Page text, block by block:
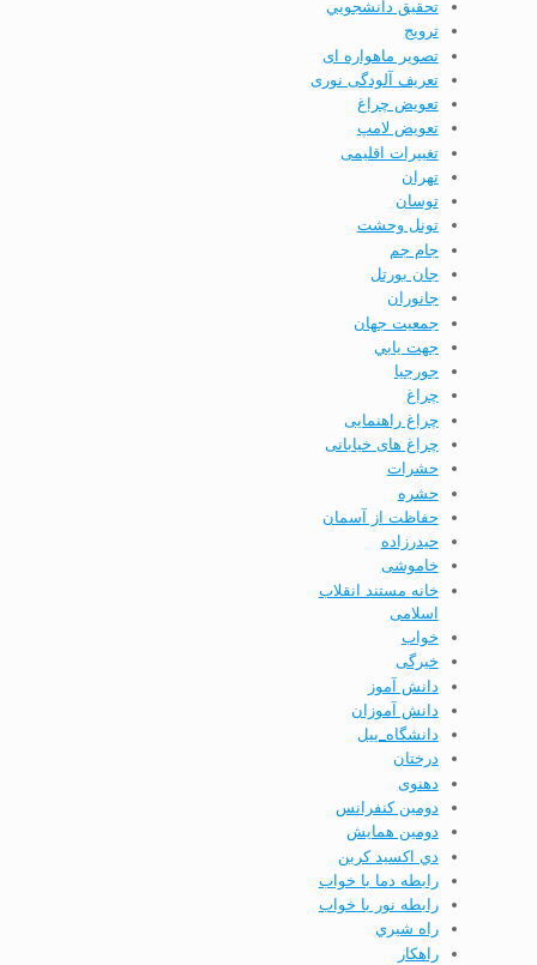
تحقيق دانشجويي
ترویج
تصویر ماهواره ای
تعریف آلودگی نوری
تعویض چراغ
تعویض لامپ
تغییرات اقلیمی
تهران
توسان
تونل وحشت
جام جم
جان بورتل
جانوران
جمعيت جهان
جهت يابي
جورجيا
چراغ
چراغ راهنمایی
چراغ های خیابانی
حشرات
حشره
حفاظت از آسمان
حيدرزاده
خاموشی
خانه مستند انقلاب
اسلامی
خواب
خیرگی
دانش آموز
دانش آموزان
دانشگاه_ییل
درختان
دهنوی
دومين كنفرانس
دومين همايش
دي اكسيد كربن
رابطه دما با خواب
رابطه نور با خواب
راه شيري
راهكار